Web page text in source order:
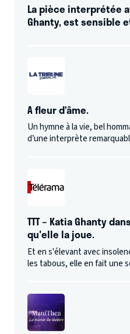
La pièce interprétée
Ghanty, est sensible
A fleur d’âme.
Un hymne à la vie, bel
d’une interprète
TTT – Katia Ghanty
qu'elle la joue.
Et en s'élevant avec
les tabous, elle en fait une